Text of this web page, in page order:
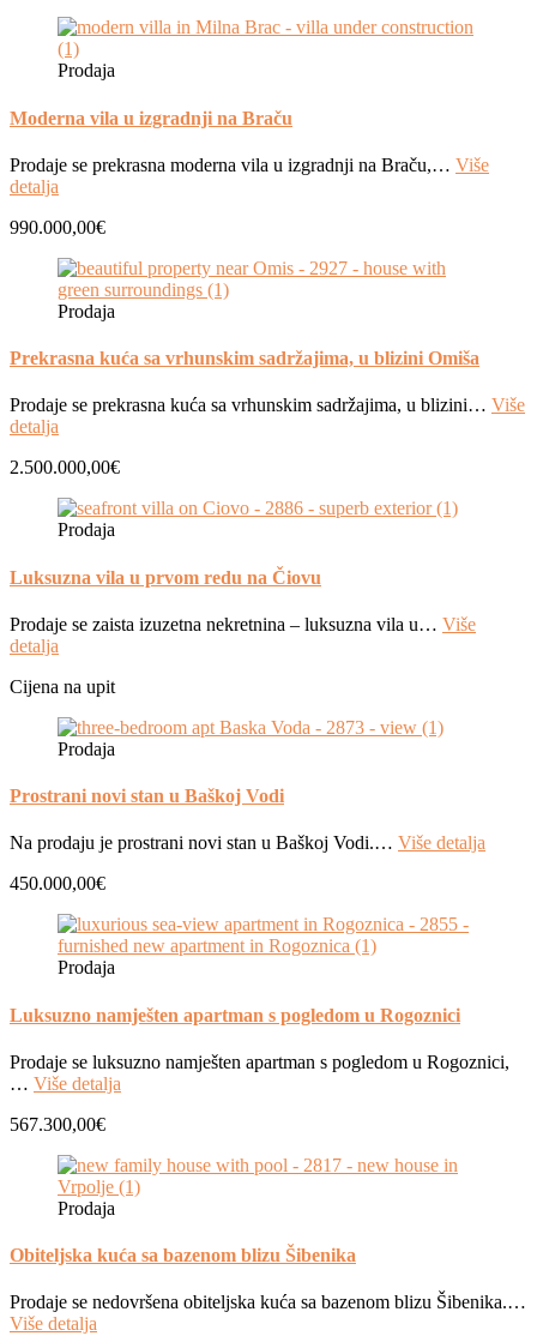
Prodaja
Moderna vila u izgradnji na Braču
Prodaje se prekrasna moderna vila u izgradnji na Braču,… Više
detalja
990.000,00€
Prodaja
Prekrasna kuća sa vrhunskim sadržajima, u blizini Omiša
Prodaje se prekrasna kuća sa vrhunskim sadržajima, u blizini… Više
detalja
2.500.000,00€
Prodaja
Luksuzna vila u prvom redu na Čiovu
Prodaje se zaista izuzetna nekretnina – luksuzna vila u… Više
detalja
Cijena na upit
Prodaja
Prostrani novi stan u Baškoj Vodi
Na prodaju je prostrani novi stan u Baškoj Vodi.… Više detalja
450.000,00€
Prodaja
Luksuzno namješten apartman s pogledom u Rogoznici
Prodaje se luksuzno namješten apartman s pogledom u Rogoznici,
… Više detalja
567.300,00€
Prodaja
Obiteljska kuća sa bazenom blizu Šibenika
Prodaje se nedovršena obiteljska kuća sa bazenom blizu Šibenika.…
Više detalja